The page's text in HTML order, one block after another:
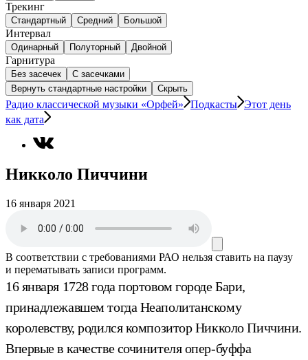
Трекинг
Стандартный Средний Большой
Интервал
Одинарный Полуторный Двойной
Гарнитура
Без засечек
С засечками
Вернуть стандартные настройки
Скрыть
Радио классической музыки «Орфей» Подкасты Этот день
как дата
Никколо Пиччини
16 января 2021
В соответствии с требованиями РАО нельзя ставить на паузу
и перематывать записи программ.
16 января 1728 года портовом городе Бари,
принадлежавшем тогда Неаполитанскому
королевству, родился композитор Никколо Пиччини.
Впервые в качестве сочинителя опер-буффа